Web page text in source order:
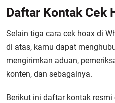
Daftar Kontak Cek
Selain tiga cara cek hoax di
di atas, kamu dapat
mengirimkan aduan,
konten, dan sebagainya.
Berikut ini daftar kontak